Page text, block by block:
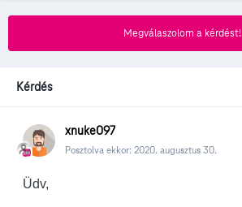
Megválaszolom a kérdést!
Kérdés
xnuke097
Posztolva ekkor: 2020. augusztus 30.
Üdv,